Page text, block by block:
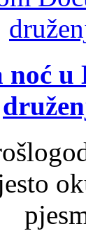
noć